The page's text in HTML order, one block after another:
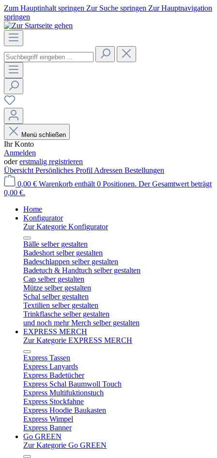
Zum Hauptinhalt springen Zur Suche springen Zur Hauptnavigation
springen
Menü schließen
Ihr Konto
Anmelden
odererstmalig registrieren
Übersicht Persönliches Profil Adressen Bestellungen
0,00 € Warenkorb enthält 0 Positionen. Der Gesamtwert beträgt
0,00 €.
Home
Konfigurator
Zur Kategorie Konfigurator
Bälle selber gestalten
Badeshort selber gestalten
Badeschlappen selber gestalten
Badetuch & Handtuch selber gestalten
Cap selber gestalten
Mütze selber gestalten
Schal selber gestalten
Textilien selber gestalten
Trinkflasche selber gestalten
und noch mehr Merch selber gestalten
EXPRESS MERCH
Zur Kategorie EXPRESS MERCH
Express Tassen
Express Lanyards
Express Badetücher
Express Schal Baumwoll Touch
Express Multifuktionstuch
Express Stockfahne
Express Hoodie Baukasten
Express Wimpel
Express Banner
Go GREEN
Zur Kategorie Go GREEN